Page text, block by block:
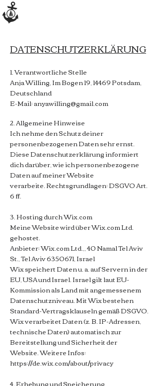
DATENSCHUTZERKLÄRUNG
1. Verantwortliche Stelle
Anja Willing, Im Bogen 19, 14469 Potsdam,
Deutschland
E-Mail: anyawilling@gmail.com
2. Allgemeine Hinweise
Ich nehme den Schutz deiner
personenbezogenen Daten sehr ernst.
Diese Datenschutzerklärung informiert
dich darüber, wie ich personenbezogene
Daten auf meiner Website
verarbeite.Rechtsgrundlagen: DSGVO Art.
6 ff.
3. Hosting durch Wix.com
Meine Website wird über Wix.com Ltd.
gehostet.
Anbieter: Wix.com Ltd.,, 40 Namal Tel Aviv
St., Tel Aviv6350671, Israel
Wix speichert Daten u. a. auf Servern in der
EU, USA und Israel. Israel gilt laut EU-
Kommission als Land mit angemessenem
Datenschutzniveau. Mit Wix bestehen
Standard-Vertragsklauseln gemäß DSGVO.
Wix verarbeitet Daten (z. B. IP-Adressen,
technische Daten) automatisch zur
Bereitstellung und Sicherheit der
Website.Weitere Infos:
https://de.wix.com/about/privacy
4. Erhebung und Speicherung